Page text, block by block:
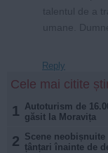
Reply
Cele mai citite
1 Autoturism de
găsit la Moravița
2 Scene
țânțari înainte de